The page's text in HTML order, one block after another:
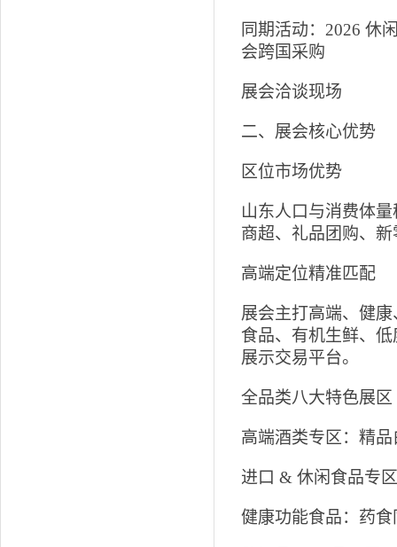
同期活动：2026 休
会跨国采购
展会洽谈现场
二、展会核心优势
区位市场优势
山东人口与消费体
商超、礼品团购、
高端定位精准匹配
展会主打高端、健
食品、有机生鲜、
展示交易平台。
全品类八大特色展区
高端酒类专区：精
进口 & 休闲食品专
健康功能食品：药